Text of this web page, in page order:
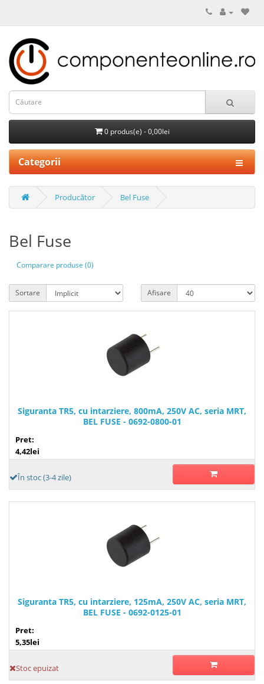
0 produs(e) - 0,00lei
Categorii
Producător Bel Fuse
Bel Fuse
Comparare produse (0)
Sortare Afisare
Siguranta TR5, cu intarziere, 800mA, 250V AC, seria MRT,
BEL FUSE - 0692-0800-01
Pret:
4,42lei
În stoc (3-4 zile)
Siguranta TR5, cu intarziere, 125mA, 250V AC, seria MRT,
BEL FUSE - 0692-0125-01
Pret:
5,35lei
Stoc epuizat